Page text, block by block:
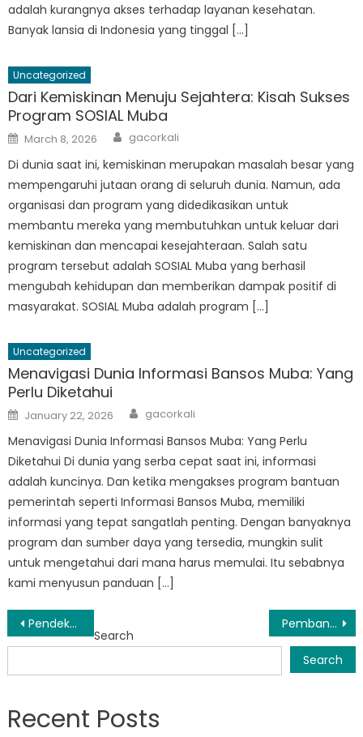
adalah kurangnya akses terhadap layanan kesehatan.
Banyak lansia di Indonesia yang tinggal […]
Uncategorized
Dari Kemiskinan Menuju Sejahtera: Kisah Sukses
Program SOSIAL Muba
Posted
on
March 8, 2026 Author
gacorkali
Di dunia saat ini, kemiskinan merupakan masalah besar yang
mempengaruhi jutaan orang di seluruh dunia. Namun, ada
organisasi dan program yang didedikasikan untuk
membantu mereka yang membutuhkan untuk keluar dari
kemiskinan dan mencapai kesejahteraan. Salah satu
program tersebut adalah SOSIAL Muba yang berhasil
mengubah kehidupan dan memberikan dampak positif di
masyarakat. SOSIAL Muba adalah program […]
Uncategorized
Menavigasi Dunia Informasi Bansos Muba: Yang
Perlu Diketahui
Posted
on
January 22, 2026 Author
gacorkali
Menavigasi Dunia Informasi Bansos Muba: Yang Perlu
Diketahui Di dunia yang serba cepat saat ini, informasi
adalah kuncinya. Dan ketika mengakses program bantuan
pemerintah seperti Informasi Bansos Muba, memiliki
informasi yang tepat sangatlah penting. Dengan banyaknya
program dan sumber daya yang tersedia, mungkin sulit
untuk mengetahui dari mana harus memulai. Itu sebabnya
kami menyusun panduan […]
Post
navigation
Pendekatan Inovatif terhadap Kesejahteraan Sosial di Muba: Apa yang Membedakannya Pembangunan Inklusif: Pendekatan Holistik Muba untuk Mendukung Masyarakat Kurang Beruntung
Search
Search
Recent Posts